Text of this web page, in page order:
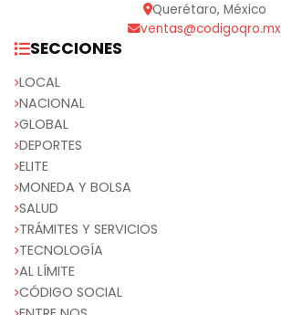
Querétaro, México
ventas@codigoqro.mx
SECCIONES
LOCAL
NACIONAL
GLOBAL
DEPORTES
ELITE
MONEDA Y BOLSA
SALUD
TRÁMITES Y SERVICIOS
TECNOLOGÍA
AL LÍMITE
CÓDIGO SOCIAL